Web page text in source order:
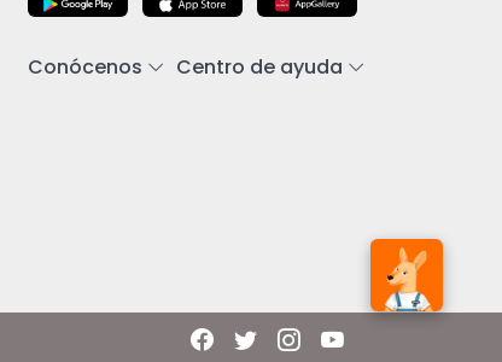
Conócenos Centro de ayuda